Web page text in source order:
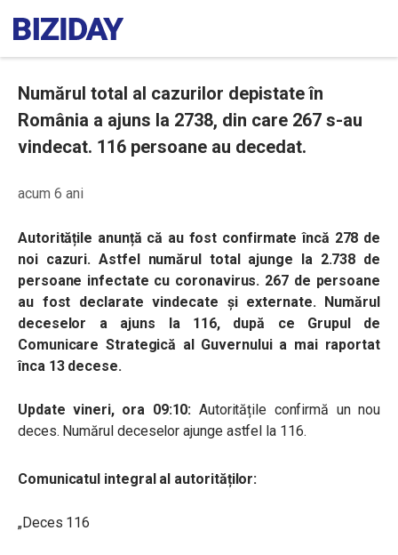
Numărul total al cazurilor depistate în
România a ajuns la 2738, din care 267 s-au
vindecat. 116 persoane au decedat.
acum 6 ani
Autoritățile anunță că au fost confirmate încă 278 de
noi cazuri. Astfel numărul total ajunge la 2.738 de
persoane infectate cu coronavirus. 267 de persoane
au fost declarate vindecate și externate. Numărul
deceselor a ajuns la 116, după ce Grupul de
Comunicare Strategică al Guvernului a mai raportat
înca 13 decese.
Update vineri, ora 09:10: Autoritățile confirmă un nou
deces. Numărul deceselor ajunge astfel la 116.
Comunicatul integral al autorităților:
„Deces 116